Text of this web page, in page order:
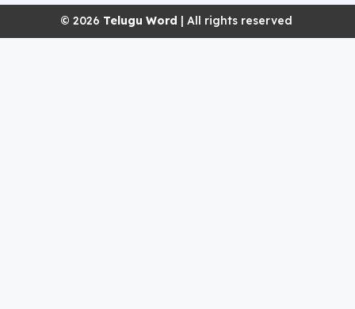
© 2026 Telugu Word | All rights reserved